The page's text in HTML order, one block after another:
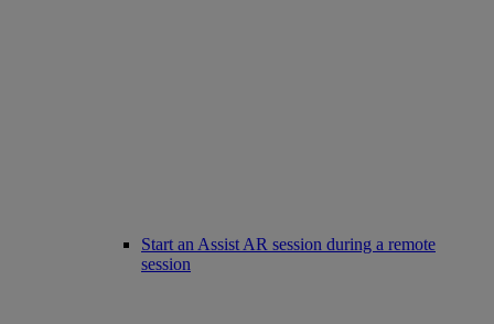
Start an Assist AR session during a remote
session